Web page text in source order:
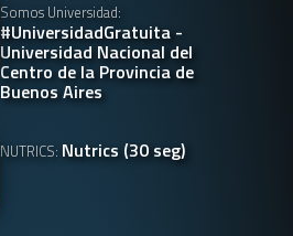
Somos Universidad:
#UniversidadGratuita -
Universidad Nacional del
Centro de la Provincia de
Buenos Aires
NUTRICS: Nutrics (30 seg)